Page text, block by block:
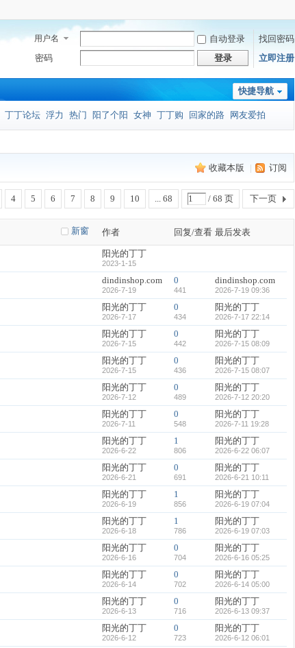
用户名 自动登录
找回密码
密码
登录 立即注册
快捷导航
丁丁论坛 浮力 热门 阳了个阳 女神 丁丁购 回家的路 网友爱拍
收藏本版 | 订阅
4 5 6 7 8 9 10 ... 68 / 68 页 下一页
新窗 作者 回复/查看 最后发表
阳光的丁丁
2023-1-15
dindinshop.com
2026-7-19
0
441
dindinshop.com
2026-7-19 09:36
阳光的丁丁
2026-7-17
0
434
阳光的丁丁
2026-7-17 22:14
阳光的丁丁
2026-7-15
0
442
阳光的丁丁
2026-7-15 08:09
阳光的丁丁
2026-7-15
0
436
阳光的丁丁
2026-7-15 08:07
阳光的丁丁
2026-7-12
0
489
阳光的丁丁
2026-7-12 20:20
阳光的丁丁
2026-7-11
0
548
阳光的丁丁
2026-7-11 19:28
阳光的丁丁
2026-6-22
1
806
阳光的丁丁
2026-6-22 06:07
阳光的丁丁
2026-6-21
0
691
阳光的丁丁
2026-6-21 10:11
阳光的丁丁
2026-6-19
1
856
阳光的丁丁
2026-6-19 07:04
阳光的丁丁
2026-6-18
1
786
阳光的丁丁
2026-6-19 07:03
阳光的丁丁
2026-6-16
0
704
阳光的丁丁
2026-6-16 05:25
阳光的丁丁
2026-6-14
0
702
阳光的丁丁
2026-6-14 05:00
阳光的丁丁
2026-6-13
0
716
阳光的丁丁
2026-6-13 09:37
阳光的丁丁
2026-6-12
0
723
阳光的丁丁
2026-6-12 06:01